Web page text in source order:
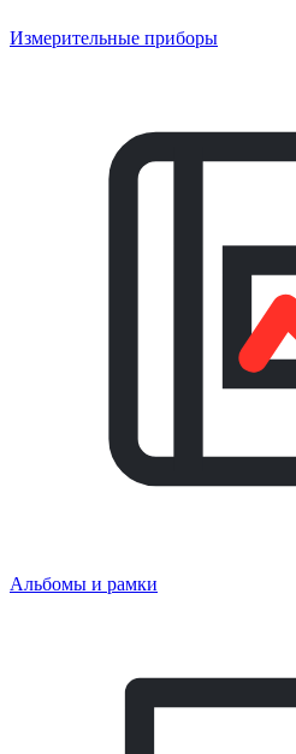
Измерительные приборы
Альбомы и рамки